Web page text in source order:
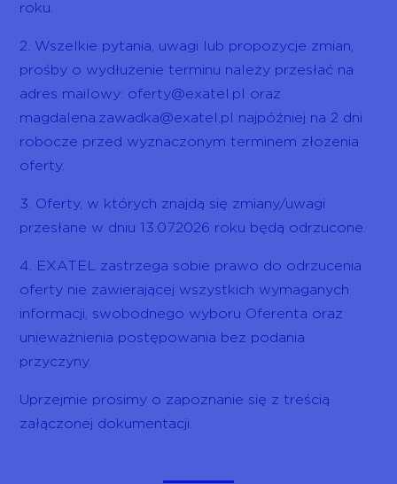
roku.
2. Wszelkie pytania, uwagi lub propozycje zmian,
prośby o wydłużenie terminu należy przesłać na
adres mailowy: oferty@exatel.pl oraz
magdalena.zawadka@exatel.pl najpóźniej na 2 dni
robocze przed wyznaczonym terminem złożenia
oferty.
3. Oferty, w których znajdą się zmiany/uwagi
przesłane w dniu 13.07.2026 roku będą odrzucone.
4. EXATEL zastrzega sobie prawo do odrzucenia
oferty nie zawierającej wszystkich wymaganych
informacji, swobodnego wyboru Oferenta oraz
unieważnienia postępowania bez podania
przyczyny.
Uprzejmie prosimy o zapoznanie się z treścią
załączonej dokumentacji.